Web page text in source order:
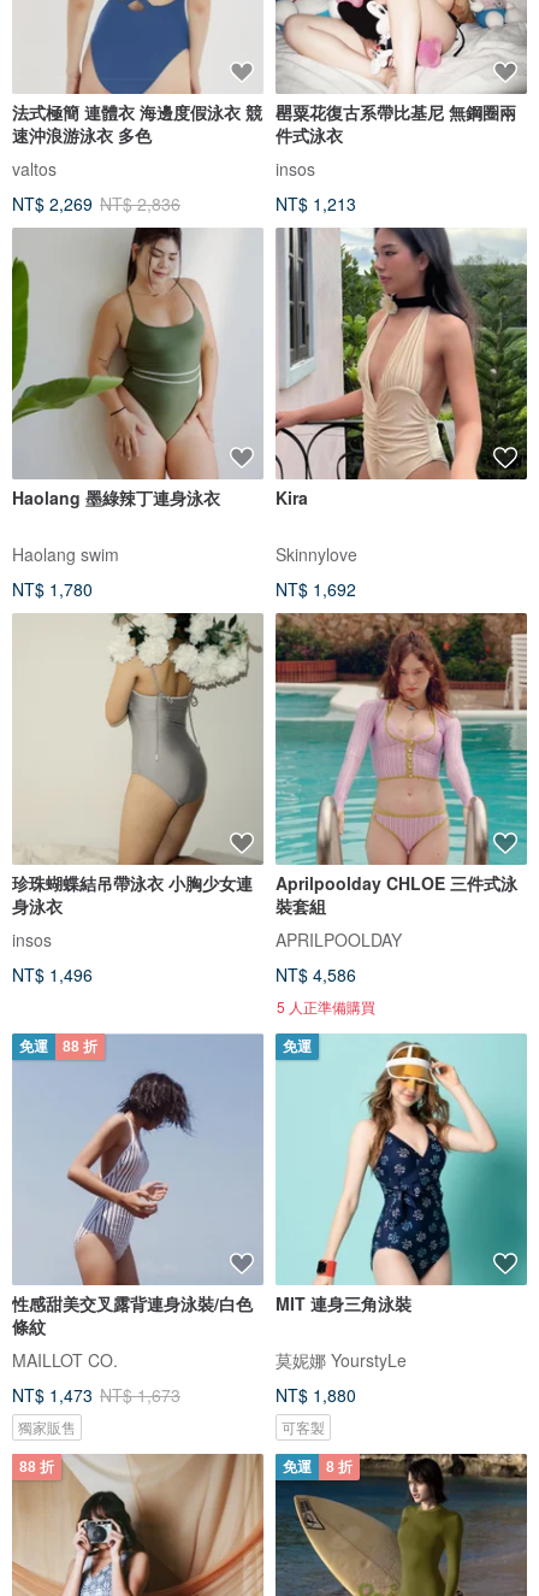
法式極簡 連體衣 海邊度假泳衣 競
速沖浪游泳衣 多色
valtos
NT$ 2,269 NT$ 2,836
罌粟花復古系帶比基尼 無鋼圈兩
件式泳衣
insos
NT$ 1,213
Haolang 墨綠辣丁連身泳衣
Haolang swim
NT$ 1,780
Kira
Skinnylove
NT$ 1,692
珍珠蝴蝶結吊帶泳衣 小胸少女連
身泳衣
insos
NT$ 1,496
Aprilpoolday CHLOE 三件式泳
裝套組
APRILPOOLDAY
NT$ 4,586
5 人正準備購買
免運 88 折
性感甜美交叉露背連身泳裝/白色
條紋
MAILLOT CO.
NT$ 1,473 NT$ 1,673
獨家販售
免運
MIT 連身三角泳裝
莫妮娜 YourstyLe
NT$ 1,880
可客製
88 折 免運 8 折